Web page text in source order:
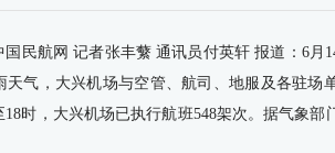
国民航网 记者张丰蘩 通讯员付英轩 报道：6月
天气，大兴机场与空管、航司、地服及各驻场
时，大兴机场已执行航班548架次。据气象部